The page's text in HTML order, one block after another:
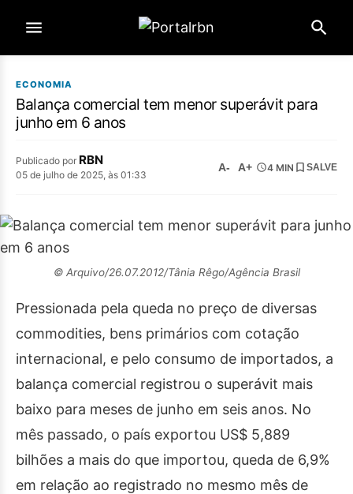
ECONOMIA
Balança comercial tem menor superávit para
junho em 6 anos
Publicado por RBN
05 de julho de 2025, às 01:33
A- A+ 4 MIN SALVE
© Arquivo/26.07.2012/Tânia Rêgo/Agência Brasil
Pressionada pela queda no preço de diversas
commodities, bens primários com cotação
internacional, e pelo consumo de importados, a
balança comercial registrou o superávit mais
baixo para meses de junho em seis anos. No
mês passado, o país exportou US$ 5,889
bilhões a mais do que importou, queda de 6,9%
em relação ao registrado no mesmo mês de